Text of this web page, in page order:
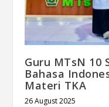
Guru MTsN 10
Bahasa
Materi TKA
26 August 2025